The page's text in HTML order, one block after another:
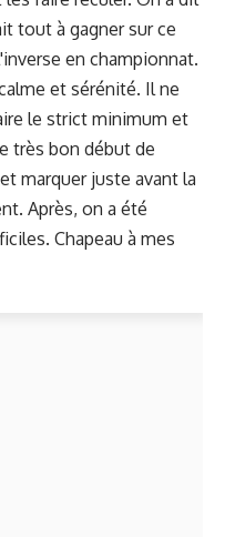
tout à gagner sur ce
en championnat.
et sérénité. Il ne
le strict minimum et
très bon début de
marquer juste avant la
Après, on a été
Chapeau à mes